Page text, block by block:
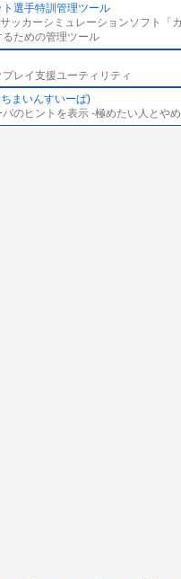
ト選手特訓管理ツール
ッカーシミュレーションソフト「
ための管理ツール
レイ支援ユーティリティ
まいんすいーぱ)
パのヒントを表示 -極めたい人とや